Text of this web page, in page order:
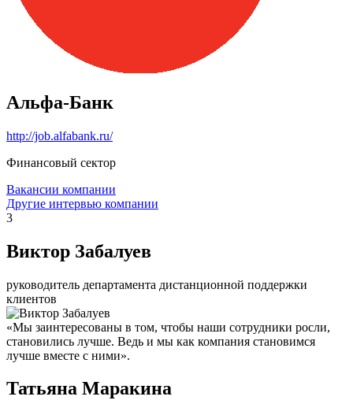
Альфа-Банк
http://job.alfabank.ru/
Финансовый сектор
Вакансии компании
Другие интервью компании
3
Виктор Забалуев
руководитель департамента дистанционной поддержки
клиентов
«Мы заинтересованы в том, чтобы наши сотрудники росли,
становились лучше. Ведь и мы как компания становимся
лучше вместе с ними».
Татьяна Маракина